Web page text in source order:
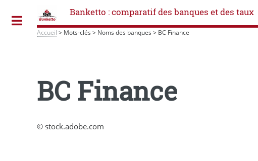
Banketto : comparatif des banques et des taux
Accueil > Mots-clés > Noms des banques > BC Finance
BC Finance
© stock.adobe.com
Toggle